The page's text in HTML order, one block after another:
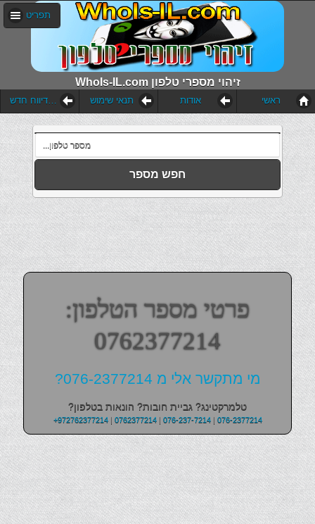
WhoIs-IL.com זיהוי מספרי טלפון
תפריט
הוסף דיווח חדש תנאי שימוש אודות ראשי
חפש מספר
פרטי מספר הטלפון:
0762377214
מי מתקשר אלי מ 076-2377214?
טלמרקטינג? גביית חובות? הונאות בטלפון?
+972762377214| 0762377214| 076-237-7214| 076-2377214